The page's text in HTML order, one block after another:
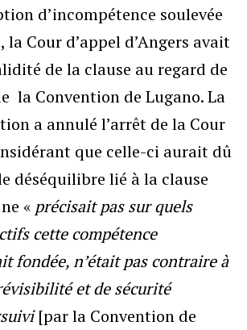
d’incompétence soulevée
Cour d’appel d’Angers avait
de la clause au regard de
la Convention de Lugano. La
a annulé l’arrêt de la Cour
que celle-ci aurait dû
déséquilibre lié à la clause
« précisait pas sur quels
cette compétence
fondée, n’était pas contraire à
et de sécurité
[par la Convention de